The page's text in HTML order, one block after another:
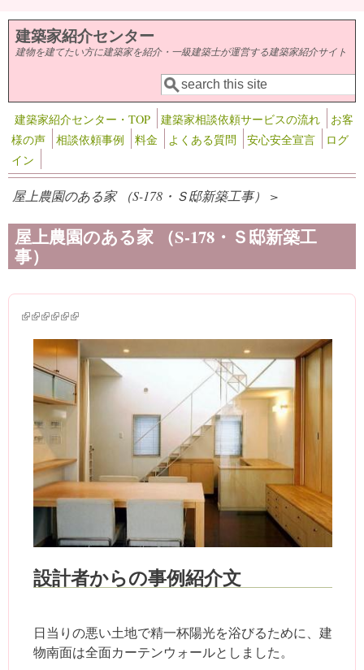
メインコンテンツに移動
建築家紹介センター
建物を建てたい方に建築家を紹介・一級建築士が運営する建築家紹介サイト
検索フォーム
検索
建築家紹介センター・TOP 建築家相談依頼サービスの流れ
お客
様の声
相談依頼事例 料金 よくある質問 安心安全宣言
ログ
イン
屋上農園のある家 （S-178・Ｓ邸新築工事） >
屋上農園のある家 （S-178・Ｓ邸新築工
事）
(link is external)
(link is external)
(link is external)
(link is external)
(link is external)
(link is external)
設計者からの事例紹介文
日当りの悪い土地で精一杯陽光を浴びるために、建
物南面は全面カーテンウォールとしました。